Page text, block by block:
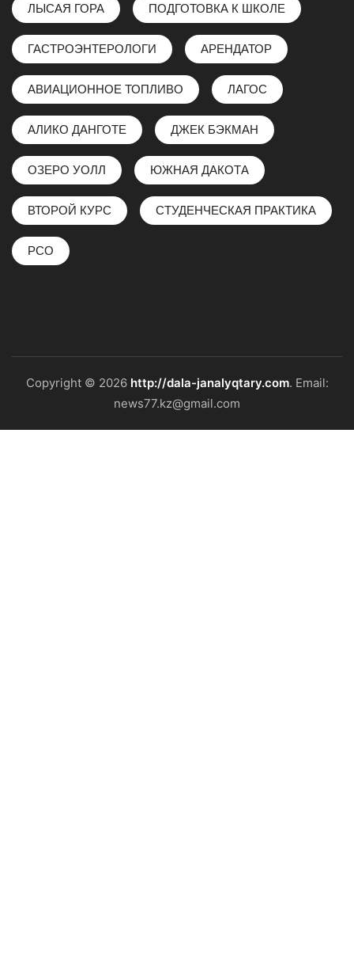
ЛЫСАЯ ГОРА ПОДГОТОВКА К ШКОЛЕ
ГАСТРОЭНТЕРОЛОГИ АРЕНДАТОР
АВИАЦИОННОЕ ТОПЛИВО ЛАГОС
АЛИКО ДАНГОТЕ ДЖЕК БЭКМАН
ОЗЕРО УОЛЛ ЮЖНАЯ ДАКОТА
ВТОРОЙ КУРС СТУДЕНЧЕСКАЯ ПРАКТИКА
РСО
Copyright © 2026 http://dala-janalyqtary.com. Email:
news77.kz@gmail.com